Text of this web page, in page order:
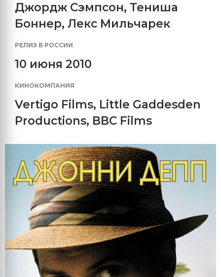
Джордж Сэмпсон, Тениша
Боннер, Лекс Мильчарек
РЕЛИЗ В РОССИИ
10 июня 2010
КИНОКОМПАНИЯ
Vertigo Films, Little Gaddesden
Productions, BBC Films